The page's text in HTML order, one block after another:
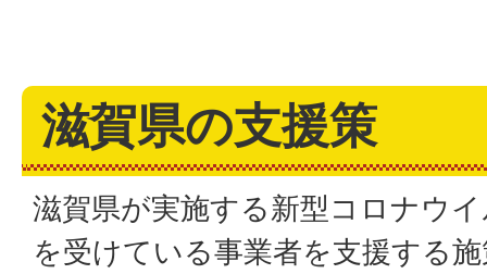
滋賀県の支援策
滋賀県が実施する新型コロナウ
を受けている事業者を支援する